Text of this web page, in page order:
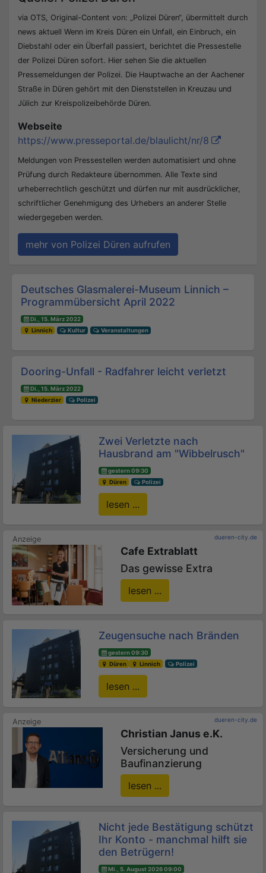
via OTS, Original-Content von: „Polizei Düren“, übermittelt durch
news aktuell Wenn im Kreis Düren ein Unfall, ein Einbruch, ein
Diebstahl oder ein Überfall passiert, berichtet die Pressestelle
der Polizei Düren sofort. Hier sehen Sie die aktuellen
Pressemeldungen der Polizei. Die Hauptwache an der Aachener
Straße in Düren gehört mit den Dienststellen in Kreuzau und
Jülich zur Kreispolizeibehörde Düren.
Webseite
https://www.presseportal.de/blaulicht/nr/8
Meldungen von Pressestellen werden automatisiert und ohne
Prüfung durch Redakteure übernommen. Alle Texte sind
urheberrechtlich geschützt und dürfen nur mit ausdrücklicher,
schriftlicher Genehmigung des Urhebers an anderer Stelle
wiedergegeben werden.
mehr von Polizei Düren aufrufen
Beitrags-Navigation
Deutsches Glasmalerei-Museum Linnich –
Programmübersicht April 2022
Di., 15. März 2022
Linnich
Kultur Veranstaltungen
Dooring-Unfall - Radfahrer leicht verletzt
Di., 15. März 2022
Niederzier
Polizei
Zwei Verletzte nach
Hausbrand am "Wibbelrusch"
gestern 09:30
Düren
Polizei
lesen ...
dueren-city.de
Cafe Extrablatt
Das gewisse Extra
lesen ...
Zeugensuche nach Bränden
gestern 09:30
Düren
Linnich Polizei
lesen ...
dueren-city.de
Christian Janus e.K.
Versicherung und
Baufinanzierung
lesen ...
Nicht jede Bestätigung schützt
Ihr Konto - manchmal hilft sie
den Betrügern!
Mi., 5. August 2026 09:00